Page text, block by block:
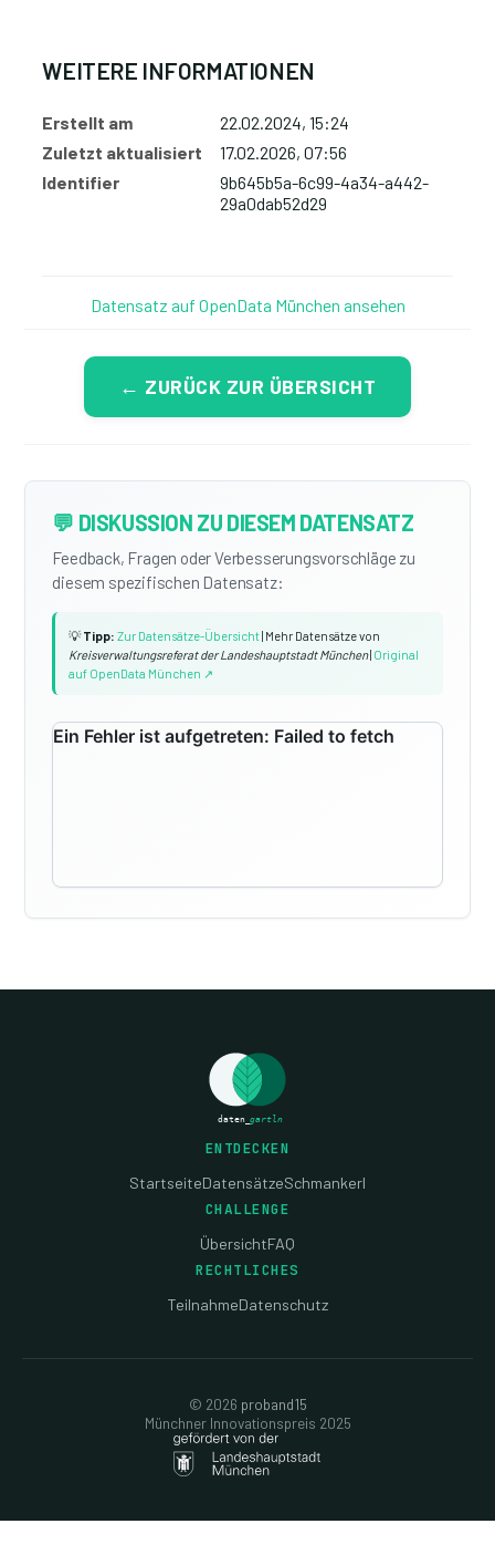
WEITERE INFORMATIONEN
Erstellt am
22.02.2024, 15:24
Zuletzt aktualisiert
17.02.2026, 07:56
Identifier
9b645b5a-6c99-4a34-a442-
29a0dab52d29
Datensatz auf OpenData München ansehen
← ZURÜCK ZUR ÜBERSICHT
💬 DISKUSSION ZU DIESEM DATENSATZ
Feedback, Fragen oder Verbesserungsvorschläge zu
diesem spezifischen Datensatz:
💡Tipp: Zur Datensätze-Übersicht | Mehr Datensätze von
Kreisverwaltungsreferat der Landeshauptstadt München| Original
auf OpenData München ↗
ENTDECKEN
StartseiteDatensätzeSchmankerl
CHALLENGE
ÜbersichtFAQ
RECHTLICHES
TeilnahmeDatenschutz
© 2026 proband15
Münchner Innovationspreis 2025